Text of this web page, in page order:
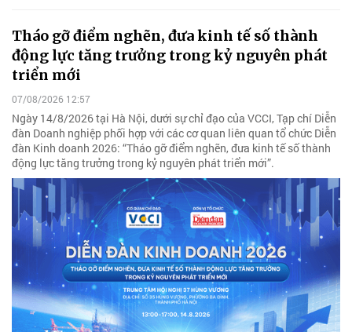
Tháo gỡ điểm nghẽn, đưa kinh tế số thành
động lực tăng trưởng trong kỷ nguyên phát
triển mới
07/08/2026 12:57
Ngày 14/8/2026 tại Hà Nội, dưới sự chỉ đạo của VCCI, Tạp chí Diễn
đàn Doanh nghiệp phối hợp với các cơ quan liên quan tổ chức Diễn
đàn Kinh doanh 2026: “Tháo gỡ điểm nghẽn, đưa kinh tế số thành
động lực tăng trưởng trong kỷ nguyên phát triển mới”.